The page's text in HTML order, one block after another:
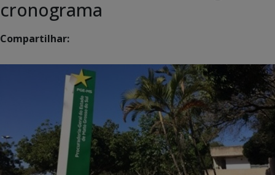
cronograma
Compartilhar: